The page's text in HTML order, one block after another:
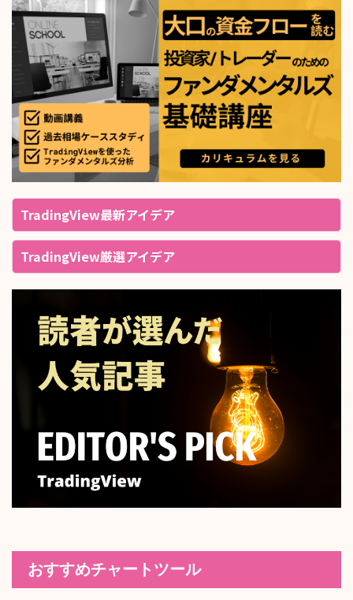
TradingView最新アイデア
TradingView厳選アイデア
おすすめチャートツール